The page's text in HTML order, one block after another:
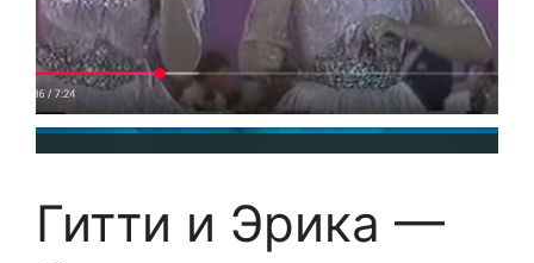
Гитти и Эрика —